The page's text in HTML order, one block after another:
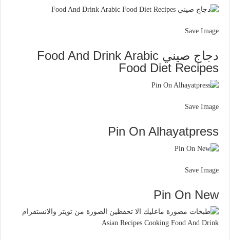
Save Image
دجاج صيني Food And Drink Arabic
Food Diet Recipes
Save Image
Pin On Alhayatpress
Save Image
Pin On New